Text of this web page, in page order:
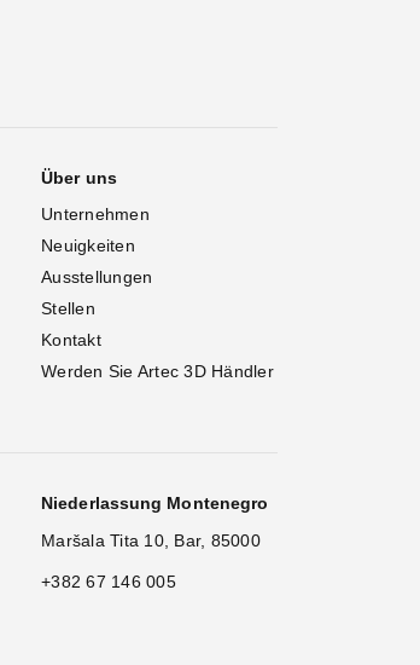
Über uns
Unternehmen
Neuigkeiten
Ausstellungen
Stellen
Kontakt
Werden Sie Artec 3D Händler
Niederlassung Montenegro
Maršala Tita 10, Bar, 85000
+382 67 146 005